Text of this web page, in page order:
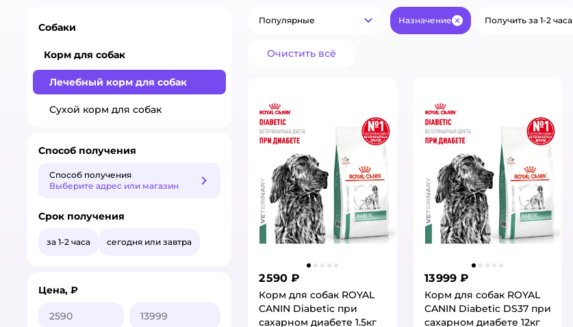
Популярные
Популярные Назначение ЗакрытьПолучить за 1-2 часа
Очистить всё
2 590 ₽
Корм для собак ROYAL
CANIN Diabetic при
сахарном диабете 1.5кг
13 999 ₽
Корм для собак ROYAL
CANIN Diabetic DS37 при
сахарном диабете 12кг
Собаки
Корм для собак
Лечебный корм для собак
Сухой корм для собак
Способ получения
Способ получения
Выберите адрес или магазин
Способ получения
Срок получения
за 1-2 часа сегодня или завтра
Цена, ₽